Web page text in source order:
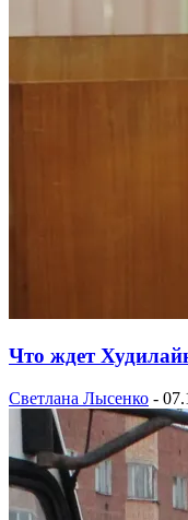
Что ждет
Светлана Лысенко -